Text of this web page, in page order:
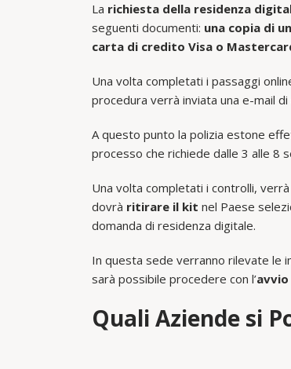
La richiesta della residenza
seguenti documenti: una copia di
carta di credito Visa o
Una volta completati i passaggi
procedura verrà inviata una e-mail di
A questo punto la polizia estone
processo che richiede dalle 3 alle 8
Una volta completati i controlli,
dovrà ritirare il kit nel Paese
domanda di residenza digitale.
In questa sede verranno rilevate le
sarà possibile procedere con l’avvio
Quali Aziende si